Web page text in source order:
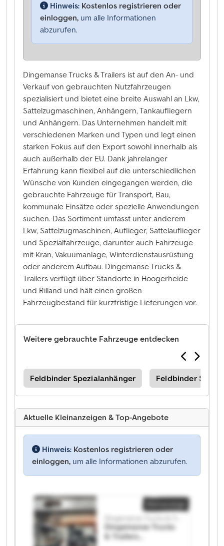
Dingemanse Trucks & Trailers ist auf den An- und
Verkauf von gebrauchten Nutzfahrzeugen
spezialisiert und bietet eine breite Auswahl an Lkw,
Sattelzugmaschinen, Anhängern, Tankaufliegern
und Anhängern. Das Unternehmen handelt mit
verschiedenen Marken und Typen und legt einen
starken Fokus auf den Export sowohl innerhalb als
auch außerhalb der EU. Dank jahrelanger
Erfahrung kann flexibel auf die unterschiedlichen
Wünsche von Kunden eingegangen werden, die
gebrauchte Fahrzeuge für Transport, Bau,
kommunale Einsätze oder spezielle Anwendungen
suchen. Das Sortiment umfasst unter anderem
Lkw, Sattelzugmaschinen, Auflieger, Sattelauflieger
und Spezialfahrzeuge, darunter auch Fahrzeuge
mit Kran, Vakuumanlage, Winterdienstausrüstung
oder anderem Aufbau. Dingemanse Trucks &
Trailers verfügt über Standorte in Hoogerheide
und Rilland und hält einen großen
Fahrzeugbestand für kurzfristige Lieferungen vor.
Hinweis: Kostenlos registrieren oder
einloggen, um alle Informationen
abzurufen.
Weitere gebrauchte Fahrzeuge entdecken
Feldbinder Spezialanhänger Feldbinder
Aktuelle Kleinanzeigen & Top-Angebote
Hinweis: Kostenlos registrieren oder
einloggen, um alle Informationen abzurufen.
Dingemanse Trucks
& Trailers